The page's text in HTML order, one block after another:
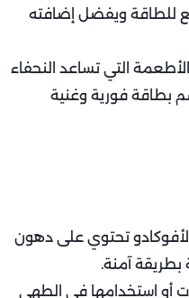
للطاقة ويفضل إضافته
التي تساعد النحفاء
بطاقة فورية وغنية
الأفوكادو تحتوي على دهون
بطريقة آمنة.
أو استخدامها في الطهي